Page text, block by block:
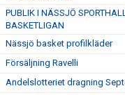
PUBLIK I NÄSSJÖ
BASKETLIGAN
Nässjö basket profilkläder
Försäljning Ravelli
Andelslotteriet dragning